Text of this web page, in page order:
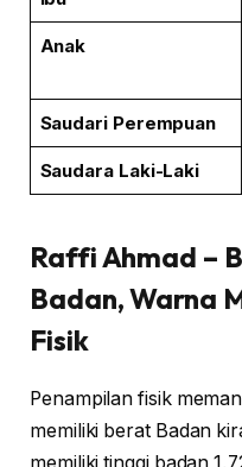
Anak
Saudari Perempuan
Saudara Laki-Laki
Raffi Ahmad –
Badan, Warna
Fisik
Penampilan fisik
memiliki berat Badan